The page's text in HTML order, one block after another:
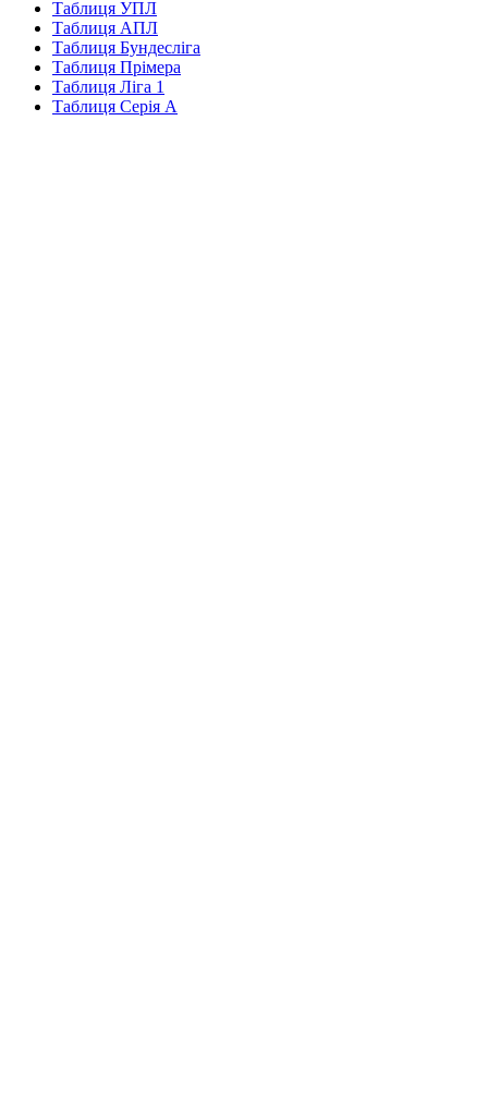
Таблиця УПЛ
Таблиця АПЛ
Таблиця Бундесліга
Таблиця Прімера
Таблиця Ліга 1
Таблиця Серія А